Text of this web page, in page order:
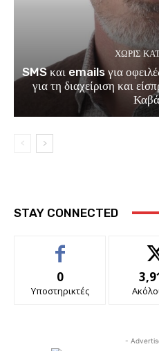
ΧΩΡΊΣ
SMS και emails για
για τη διαχείριση και
STAY CONNECTED
0
Υποστηρικτές
-